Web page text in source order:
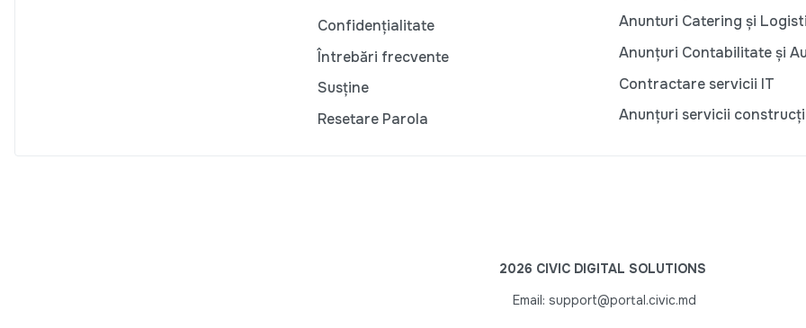
Confidențialitate
Întrebări frecvente
Susține
Resetare Parola
Anunturi Catering și
Anunțuri Contabilitate și
Contractare servicii IT
Anunțuri servicii
2026 CIVIC DIGITAL SOLUTIONS
Email: support@portal.civic.md